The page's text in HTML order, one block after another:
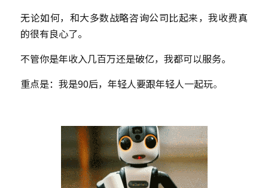
无论如何，和大多数战略咨询公司比起来，我收费真
的很有良心了。
不管你是年收入几百万还是破亿，我都可以服务。
重点是：我是90后，年轻人要跟年轻人一起玩。